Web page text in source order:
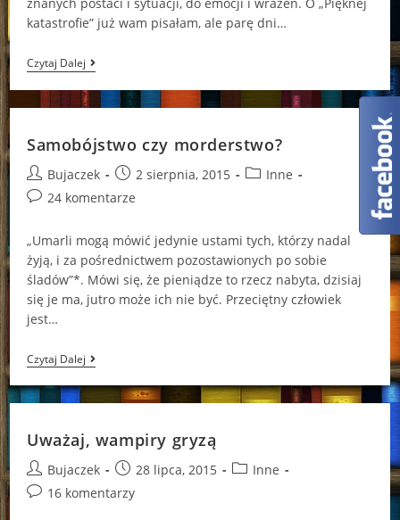
katastrofie” już wam pisałam, ale parę dni…
Czytaj DalejKatastroficznie
Nie
Katastroficzna
Samobójstwo czy morderstwo?
Post
author:
Bujaczek
Post
published:
2 sierpnia, 2015
PostInne
Post24 komentarze
„Umarli mogą mówić jedynie ustami tych, którzy nadal
żyją, i za pośrednictwem pozostawionych po sobie
śladów”*. Mówi się, że pieniądze to rzecz nabyta, dzisiaj
się je ma, jutro może ich nie być. Przeciętny człowiek
jest…
Czytaj DalejSamobójstwo
Czy
Morderstwo?
Uważaj, wampiry gryzą
Post
author:
Bujaczek
Post
published:
28 lipca, 2015
PostInne
Post16 komentarzy